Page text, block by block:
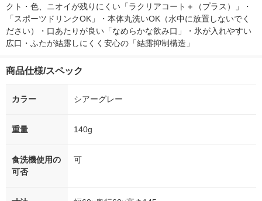
クト・色、ニオイが残りにくい「ラクリアコート＋（プラス）」・
「スポーツドリンクOK」・本体丸洗いOK（水中に放置しないでく
ださい）・口あたりが良い「なめらかな飲み口」・氷が入れやすい
広口・ふたが結露しにくく安心の「結露抑制構造」
商品仕様/スペック
カラー シアーグレー
重量 140g
食洗機使用の
可否
可